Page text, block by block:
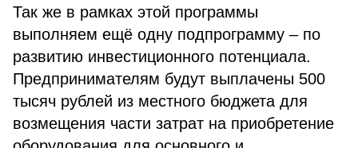
Так же в рамках этой программы
выполняем ещё одну подпрограмму – по
развитию инвестиционного по­тенциала.
Предпринимателям будут выплачены 500
тысяч рублей из мест­ного бюджета для
возмещения части затрат на приобретение